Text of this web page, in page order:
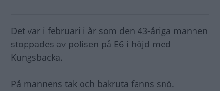
Det var i februari i år som den 43-åriga mannen
stoppades av polisen på E6 i höjd med
Kungsbacka.
På mannens tak och bakruta fanns snö.